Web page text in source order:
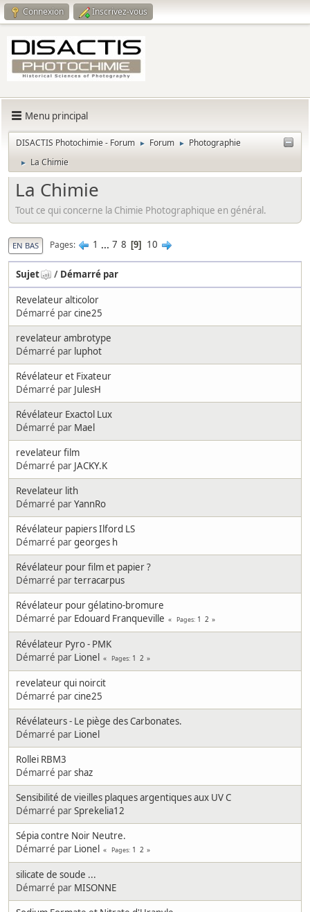
Connexion Inscrivez-vous
Menu principal
DISACTIS Photochimie - Forum ► Forum ► Photographie
► La Chimie
La Chimie
Tout ce qui concerne la Chimie Photographique en général.
EN BAS Pages 1 ... 7 8 9 10
Sujet / Démarré par
Revelateur alticolor
Démarré parcine25
revelateur ambrotype
Démarré par luphot
Révélateur et Fixateur
Démarré par JulesH
Révélateur Exactol Lux
Démarré par Mael
revelateur film
Démarré par JACKY.K
Revelateur lith
Démarré parYannRo
Révélateur papiers Ilford LS
Démarré pargeorges h
Révélateur pour film et papier ?
Démarré parterracarpus
Révélateur pour gélatino-bromure
Démarré par Edouard Franqueville Pages 1 2
Révélateur Pyro - PMK
Démarré par Lionel Pages 1 2
revelateur qui noircit
Démarré parcine25
Révélateurs - Le piège des Carbonates.
Démarré par Lionel
Rollei RBM3
Démarré parshaz
Sensibilité de vieilles plaques argentiques aux UV C
Démarré parSprekelia12
Sépia contre Noir Neutre.
Démarré par Lionel Pages 1 2
silicate de soude ...
Démarré par MISONNE